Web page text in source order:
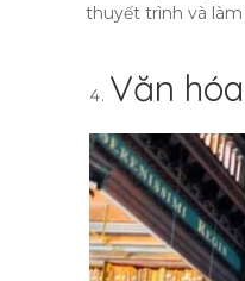
thuyết trình và
Văn